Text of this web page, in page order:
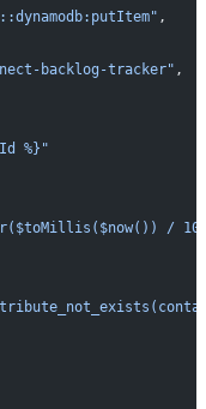
,
backlog-tracker" ,
%}"
/